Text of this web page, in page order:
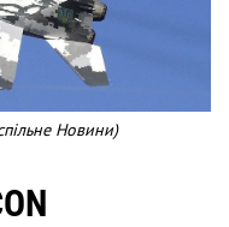
Новини)